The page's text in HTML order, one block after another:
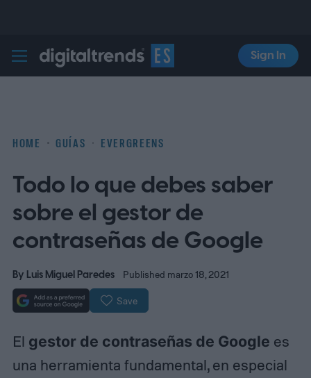
Digital Trends Español
Sign In
HOME GUÍAS EVERGREENS
Todo lo que debes saber
sobre el gestor de
contraseñas de Google
By Luis Miguel Paredes Published marzo 18, 2021
Save
El gestor de contraseñas de Google es
una herramienta fundamental, en especial